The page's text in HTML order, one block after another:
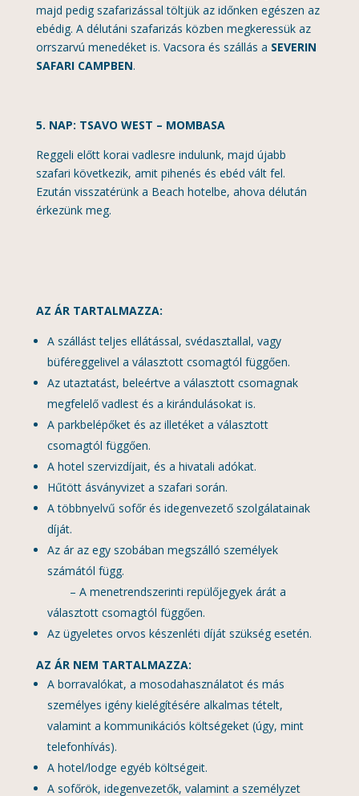
majd pedig szafarizással töltjük az időnken egészen az
ebédig. A délutáni szafarizás közben megkeressük az
orrszarvú menedéket is. Vacsora és szállás a SEVERIN
SAFARI CAMPBEN.
5. NAP: TSAVO WEST – MOMBASA
Reggeli előtt korai vadlesre indulunk, majd újabb
szafari következik, amit pihenés és ebéd vált fel.
Ezután visszatérünk a Beach hotelbe, ahova délután
érkezünk meg.
AZ ÁR TARTALMAZZA:
A szállást teljes ellátással, svédasztallal, vagy
büféreggelivel a választott csomagtól függően.
Az utaztatást, beleértve a választott csomagnak
megfelelő vadlest és a kirándulásokat is.
A parkbelépőket és az illetéket a választott
csomagtól függően.
A hotel szervizdíjait, és a hivatali adókat.
Hűtött ásványvizet a szafari során.
A többnyelvű sofőr és idegenvezető szolgálatainak
díját.
Az ár az egy szobában megszálló személyek
számától függ.
– A menetrendszerinti repülőjegyek árát a
választott csomagtól függően.
Az ügyeletes orvos készenléti díját szükség esetén.
AZ ÁR NEM TARTALMAZZA:
A borravalókat, a mosodahasználatot és más
személyes igény kielégítésére alkalmas tételt,
valamint a kommunikációs költségeket (úgy, mint
telefonhívás).
A hotel/lodge egyéb költségeit.
A sofőrök, idegenvezetők, valamint a személyzet